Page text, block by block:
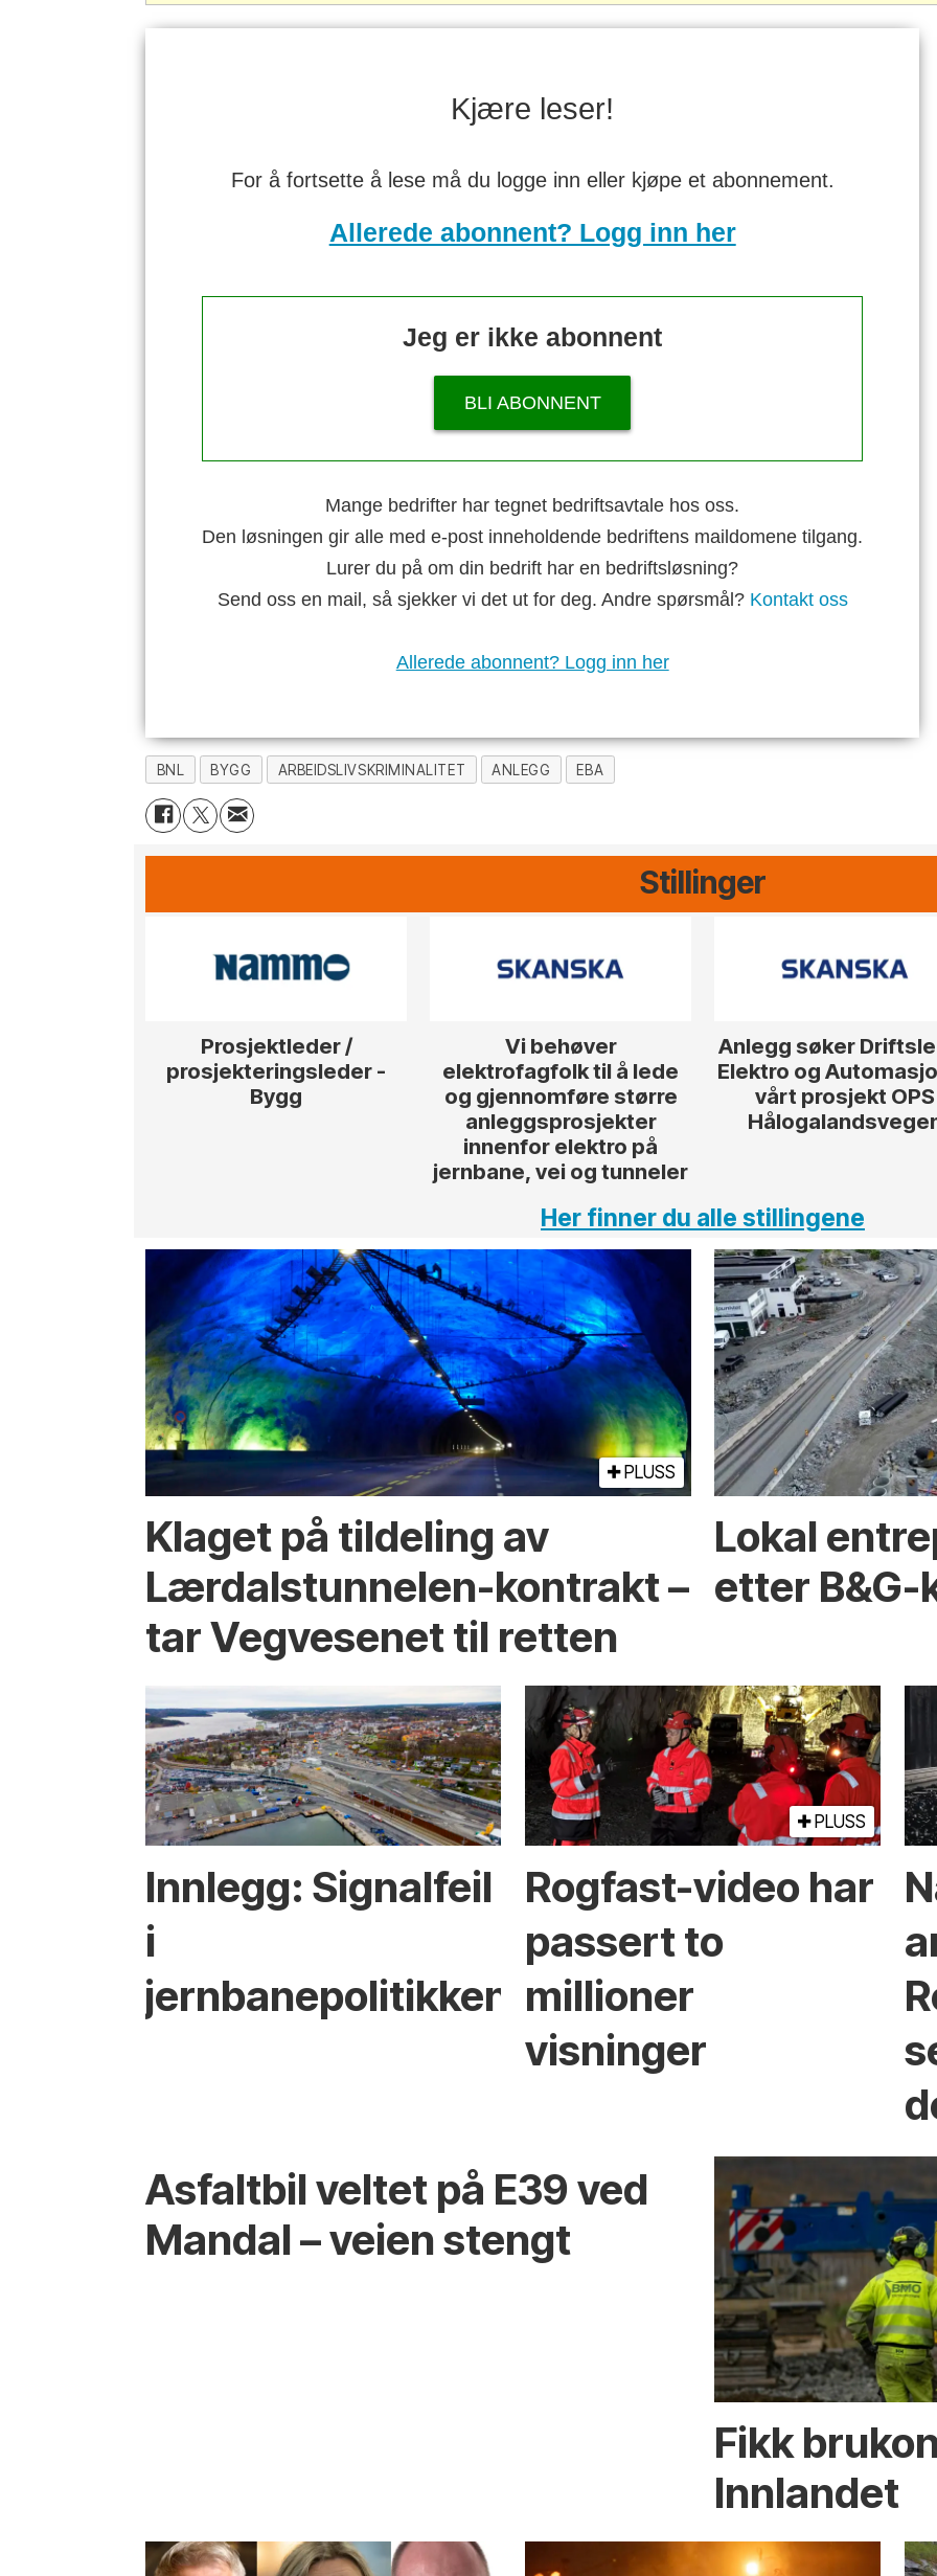
Kjære leser!
For å fortsette å lese må du logge inn eller kjøpe et abonnement.
Allerede abonnent? Logg inn her
Jeg er ikke abonnent
BLI ABONNENT
Mange bedrifter har tegnet bedriftsavtale hos oss.
Den løsningen gir alle med e-post inneholdende bedriftens maildomene tilgang.
Lurer du på om din bedrift har en bedriftsløsning?
Send oss en mail, så sjekker vi det ut for deg. Andre spørsmål? Kontakt oss
Allerede abonnent? Logg inn her
BNL BYGG ARBEIDSLIVSKRIMINALITET ANLEGG EBA
Stillinger
Prosjektleder /
prosjekteringsleder -
Bygg
Vi behøver
elektrofagfolk til å lede
og gjennomføre større
anleggsprosjekter
innenfor elektro på
jernbane, vei og tunneler
Anlegg søker
Elektro og
vårt prosjekt OPS
Her finner du alle stillingene
PLUSS
Klaget på tildeling av
Lærdalstunnelen-kontrakt –
tar Vegvesenet til retten
Lokal
etter B&G-
Innlegg: Signalfeil
i
jernbanepolitikken?
PLUSS
Rogfast-video har
passert to
millioner
visninger
Asfaltbil veltet på E39 ved
Mandal – veien stengt
Fikk
Innlandet